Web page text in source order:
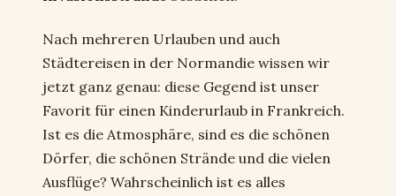
Nach mehreren Urlauben und auch
Städtereisen in der Normandie wissen wir
jetzt ganz genau: diese Gegend ist unser
Favorit für einen Kinderurlaub in Frankreich.
Ist es die Atmosphäre, sind es die schönen
Dörfer, die schönen Strände und die vielen
Ausflüge? Wahrscheinlich ist es alles